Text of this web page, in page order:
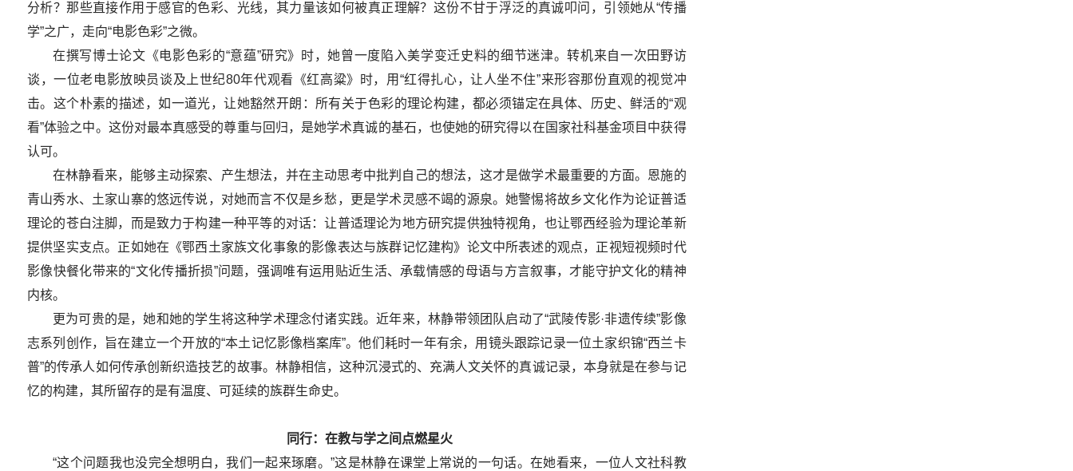
分析？那些直接作用于感官的色彩、光线，其力量该如何被真正理解？这份不甘于浮泛的真诚叩问，引领她从“传播
学”之广，走向“电影色彩”之微。
在撰写博士论文《电影色彩的“意蕴”研究》时，她曾一度陷入美学变迁史料的细节迷津。转机来自一次田野访
谈，一位老电影放映员谈及上世纪80年代观看《红高粱》时，用“红得扎心，让人坐不住”来形容那份直观的视觉冲
击。这个朴素的描述，如一道光，让她豁然开朗：所有关于色彩的理论构建，都必须锚定在具体、历史、鲜活的“观
看”体验之中。这份对最本真感受的尊重与回归，是她学术真诚的基石，也使她的研究得以在国家社科基金项目中获得
认可。
在林静看来，能够主动探索、产生想法，并在主动思考中批判自己的想法，这才是做学术最重要的方面。恩施的
青山秀水、土家山寨的悠远传说，对她而言不仅是乡愁，更是学术灵感不竭的源泉。她警惕将故乡文化作为论证普适
理论的苍白注脚，而是致力于构建一种平等的对话：让普适理论为地方研究提供独特视角，也让鄂西经验为理论革新
提供坚实支点。正如她在《鄂西土家族文化事象的影像表达与族群记忆建构》论文中所表述的观点，正视短视频时代
影像快餐化带来的“文化传播折损”问题，强调唯有运用贴近生活、承载情感的母语与方言叙事，才能守护文化的精神
内核。
更为可贵的是，她和她的学生将这种学术理念付诸实践。近年来，林静带领团队启动了“武陵传影·非遗传续”影像
志系列创作，旨在建立一个开放的“本土记忆影像档案库”。他们耗时一年有余，用镜头跟踪记录一位土家织锦“西兰卡
普”的传承人如何传承创新织造技艺的故事。林静相信，这种沉浸式的、充满人文关怀的真诚记录，本身就是在参与记
忆的构建，其所留存的是有温度、可延续的族群生命史。
同行：在教与学之间点燃星火
“这个问题我也没完全想明白，我们一起来琢磨。”这是林静在课堂上常说的一句话。在她看来，一位人文社科教